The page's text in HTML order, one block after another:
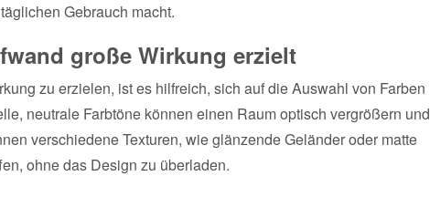
Gebrauch macht.
große Wirkung erzielt
zu erzielen, ist es hilfreich, sich auf die Auswahl von Farben
neutrale Farbtöne können einen Raum optisch vergrößern und
verschiedene Texturen, wie glänzende Geländer oder matte
ohne das Design zu überladen.